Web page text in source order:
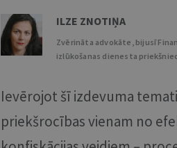
ILZE ZNOTIŅA
Zvērināta advokāte, bijusī
izlūkošanas dienesta
Ievērojot šī izdevuma
priekšrocības vienam no